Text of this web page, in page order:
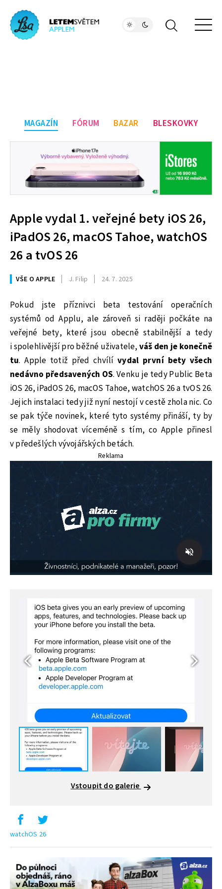
MAGAZÍN FÓRUM BAZAR BLESKOVKY
Apple vydal 1. veřejné bety iOS 26,
iPadOS 26, macOS Tahoe, watchOS
26 a tvOS 26
VŠE O APPLE J. Filip 24. 7. 2025
Pokud jste příznivci beta testování operačních
systémů od Applu, ale zároveň si raději počkáte na
veřejné bety, které jsou obecně stabilnější a tedy
i spolehlivější pro běžné uživatele,váš den je konečně
tu. Apple totiž před chvílívydal první bety všech
nedávno předsavených OS. Venku je tedy Public Beta
iOS 26, iPadOS 26, macOS Tahoe, watchOS 26 a tvOS 26.
Jejich instalaci tedy již nyní nestojí v cestě zhola nic. Co
se pak týče novinek, které tyto systémy přináší, ty by
se měly shodovat víceméně s tím, co Apple přinesl
v předešlých vývojářských betách.
Reklama
Vstoupit do galerie
watchOS 26